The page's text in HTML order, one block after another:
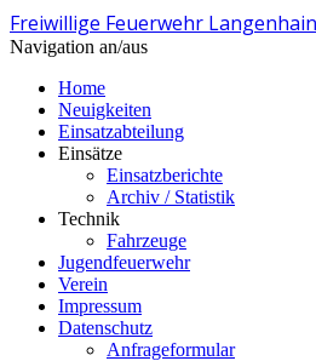
Freiwillige Feuerwehr
Navigation an/aus
Home
Neuigkeiten
Einsatzabteilung
Einsätze
Einsatzberichte
Archiv / Statistik
Technik
Fahrzeuge
Jugendfeuerwehr
Verein
Impressum
Datenschutz
Anfrageformular